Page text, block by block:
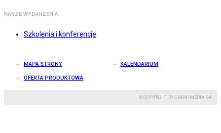
NASZE WYDARZENIA
Szkolenia i konferencje
MAPA STRONY KALENDARIUM
OFERTA PRODUKTOWA
© COPYRIGHT BY GREMI MEDIA SA